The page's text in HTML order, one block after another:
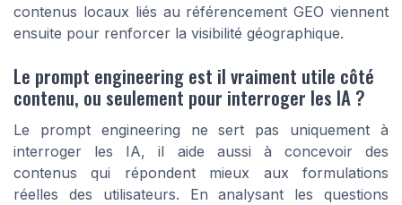
contenus locaux liés au référencement GEO viennent
ensuite pour renforcer la visibilité géographique.
Le prompt engineering est il vraiment utile côté
contenu, ou seulement pour interroger les IA ?
Le prompt engineering ne sert pas uniquement à
interroger les IA, il aide aussi à concevoir des
contenus qui répondent mieux aux formulations
réelles des utilisateurs. En analysant les questions